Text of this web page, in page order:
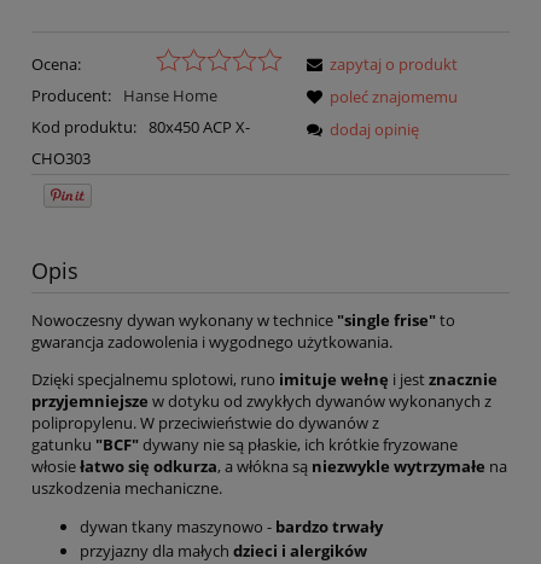
Ocena:
Producent:
Hanse Home
Kod produktu: 80x450 ACP X-
CHO303
zapytaj o produkt
poleć znajomemu
dodaj opinię
Opis
Nowoczesny dywan wykonany w technice "single frise"to
gwarancja zadowolenia i wygodnego użytkowania.
Dzięki specjalnemu splotowi, runo imituje wełnę i jestznacznie
przyjemniejsze w dotyku od zwykłych dywanów wykonanych z
polipropylenu. W przeciwieństwie do dywanów z
gatunku "BCF"dywany nie są płaskie, ich krótkie fryzowane
włosiełatwo się odkurza, a włókna są niezwykle wytrzymałe na
uszkodzenia mechaniczne.
dywan tkany maszynowo - bardzo trwały
przyjazny dla małych dzieci i alergików